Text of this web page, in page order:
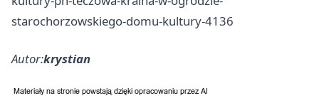
starochorzowskiego-domu-kultury-4136
Autor:krystian